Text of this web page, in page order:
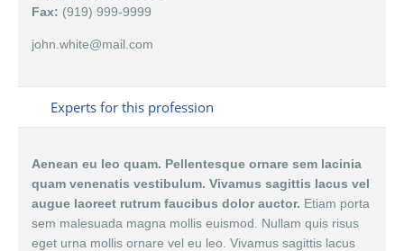
Fax: (919) 999-9999
john.white@mail.com
Experts for this profession
Aenean eu leo quam. Pellentesque ornare sem lacinia
quam venenatis vestibulum. Vivamus sagittis lacus vel
augue laoreet rutrum faucibus dolor auctor. Etiam porta
sem malesuada magna mollis euismod. Nullam quis risus
eget urna mollis ornare vel eu leo. Vivamus sagittis lacus